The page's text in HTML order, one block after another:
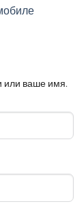
или ваше имя.